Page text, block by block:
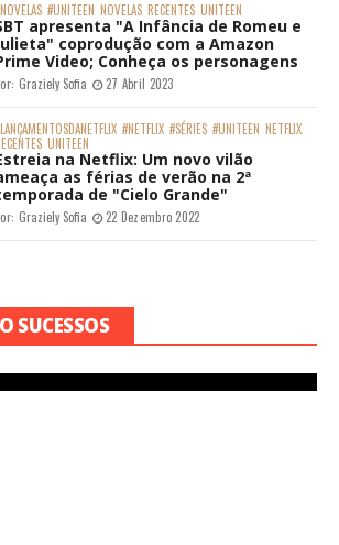
#UNITEEN NOVELAS RECENTES UNITEEN
apresenta "A Infância de Romeu e
coprodução com a Amazon
Video; Conheça os personagens
Graziely Sofia 27 Abril 2023
#NETFLIX #SÉRIES #UNITEEN NETFLIX
UNITEEN
na Netflix: Um novo vilão
as férias de verão na 2ª
de "Cielo Grande"
Graziely Sofia 22 Dezembro 2022
SUCESSOS